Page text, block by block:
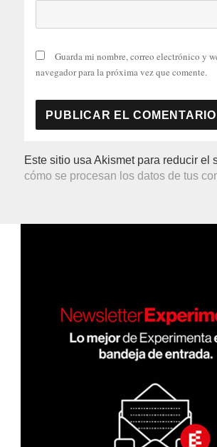
Guarda mi nombre, correo electrónico y
navegador para la próxima vez que comente.
Este sitio usa Akismet para reducir el
cómo se procesan los datos de tus